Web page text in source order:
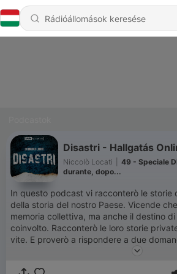
Disastri - Hallgatás
Niccolò Locati
49 - Speciale
durante, dopo...
In questo podcast vi racconterò le storie
della storia del nostro Paese. Vicende che hanno segnato la
memoria collettiva, ma anche il destino
coinvolto. Racconterò le loro storie
vite. E proverò a rispondere a due
perché è successo? E soprattutto, si poteva